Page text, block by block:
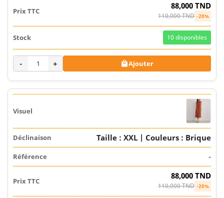
88,000 TND
110,000 TND -20%
10 disponibles
- + Ajouter
Taille : XXL | Couleurs : Brique
-
88,000 TND
110,000 TND -20%